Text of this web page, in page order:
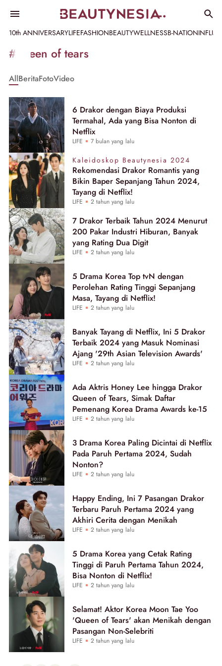
10th ANNIVERSARYLIFEFASHIONBEAUTYWELLNESSB-NATION
Informasi
[GET_DATA_TITLE]
Beautynesia
#queen of tears
AllBeritaFotoVideo
6 Drakor dengan Biaya Produksi
Termahal, Ada yang Bisa Nonton di
Netflix
LIFE 7 bulan yang lalu
Kaleidoskop Beautynesia 2024
Rekomendasi Drakor Romantis yang
Bikin Baper Sepanjang Tahun 2024,
Tayang di Netflix!
LIFE 2 tahun yang lalu
7 Drakor Terbaik Tahun 2024 Menurut
200 Pakar Industri Hiburan, Banyak
yang Rating Dua Digit
LIFE 2 tahun yang lalu
5 Drama Korea Top tvN dengan
Perolehan Rating Tinggi Sepanjang
Masa, Tayang di Netflix!
LIFE 2 tahun yang lalu
Banyak Tayang di Netflix, Ini 5 Drakor
Terbaik 2024 yang Masuk Nominasi
Ajang '29th Asian Television Awards'
LIFE 2 tahun yang lalu
Ada Aktris Honey Lee hingga Drakor
Queen of Tears, Simak Daftar
Pemenang Korea Drama Awards ke-15
LIFE 2 tahun yang lalu
3 Drama Korea Paling Dicintai di Netflix
Pada Paruh Pertama 2024, Sudah
Nonton?
LIFE 2 tahun yang lalu
Happy Ending, Ini 7 Pasangan Drakor
Terbaru Paruh Pertama 2024 yang
Akhiri Cerita dengan Menikah
LIFE 2 tahun yang lalu
5 Drama Korea yang Cetak Rating
Tinggi di Paruh Pertama Tahun 2024,
Bisa Nonton di Netflix!
LIFE 2 tahun yang lalu
Selamat! Aktor Korea Moon Tae Yoo
'Queen of Tears' akan Menikah dengan
Pasangan Non-Selebriti
LIFE 2 tahun yang lalu